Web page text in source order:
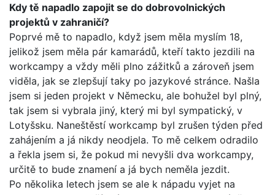
Kdy tě napadlo zapojit se do dobrovolnických
projektů v zahraničí?
Poprvé mě to napadlo, když jsem měla myslím 18,
jelikož jsem měla pár kamarádů, kteří takto jezdili na
workcampy a vždy měli plno zážitků a zároveň jsem
viděla, jak se zlepšují taky po jazykové stránce. Našla
jsem si jeden projekt v Německu, ale bohužel byl plný,
tak jsem si vybrala jiný, který mi byl sympatický, v
Lotyšsku. Naneštěstí workcamp byl zrušen týden před
zahájením a já nikdy neodjela. To mě celkem odradilo
a řekla jsem si, že pokud mi nevyšli dva workcampy,
určitě to bude znamení a já bych neměla jezdit.
Po několika letech jsem se ale k nápadu vyjet na